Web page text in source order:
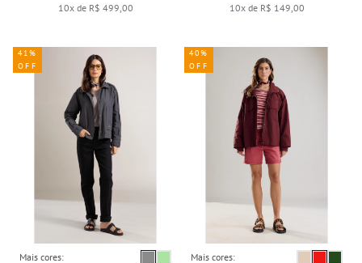
10x de R$ 499,00 10x de R$ 149,00
Mais cores:
41%
OFF
Mais cores:
40%
OFF